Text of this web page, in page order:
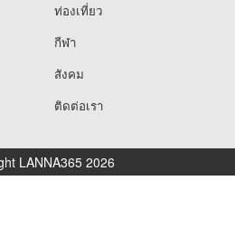
ท่องเที่ยว
กีฬา
สังคม
ติดต่อเรา
LANNA365 2026